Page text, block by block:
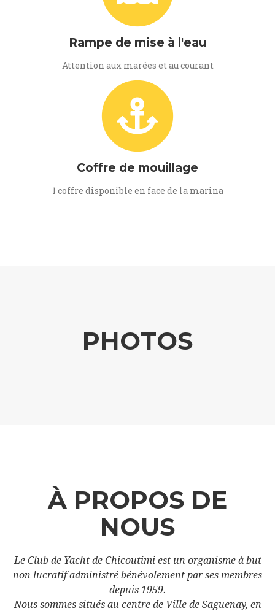
Rampe de mise à l'eau
Attention aux marées et au courant
Coffre de mouillage
1 coffre disponible en face de la marina
PHOTOS
À PROPOS DE
NOUS
Le Club de Yacht de Chicoutimi est un organisme à but
non lucratif administré bénévolement par ses membres
depuis 1959.
Nous sommes situés au centre de Ville de Saguenay, en